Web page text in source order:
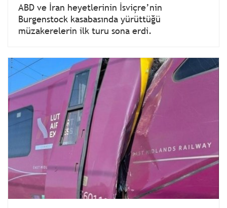
ABD ve İran heyetlerinin İsviçre’nin
Burgenstock kasabasında yürüttüğü
müzakerelerin ilk turu sona erdi.